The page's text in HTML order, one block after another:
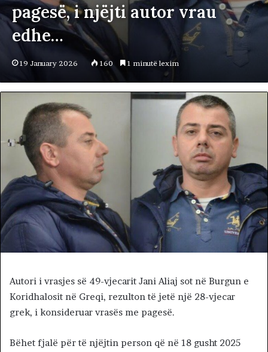
pagesë, i njëjti autor vrau
edhe…
19 January 2026 160 1 minutë lexim
Autori i vrasjes së 49-vjecarit Jani Aliaj sot në Burgun e
Koridhalosit në Greqi, rezulton të jetë një 28-vjecar
grek, i konsideruar vrasës me pagesë.
Bëhet fjalë për të njëjtin person që në 18 gusht 2025